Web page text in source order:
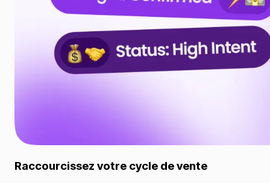
Raccourcissez votre cycle de vente